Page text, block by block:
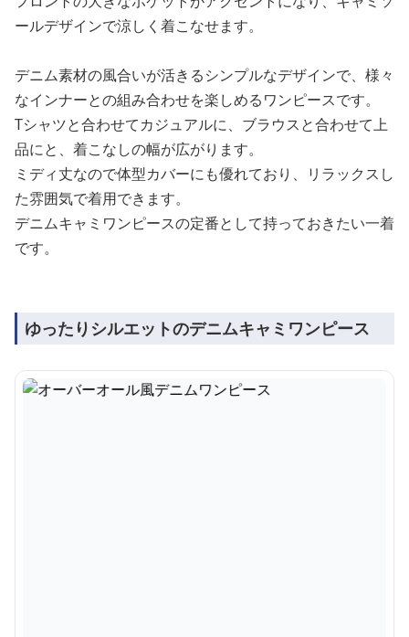
ールデザインで涼しく着こなせます。
デニム素材の風合いが活きるシンプルなデザインで、様々
なインナーとの組み合わせを楽しめるワンピースです。
Tシャツと合わせてカジュアルに、ブラウスと合わせて上
品にと、着こなしの幅が広がります。
ミディ丈なので体型カバーにも優れており、リラックスし
た雰囲気で着用できます。
デニムキャミワンピースの定番として持っておきたい一着
です。
ゆったりシルエットのデニムキャミワンピース